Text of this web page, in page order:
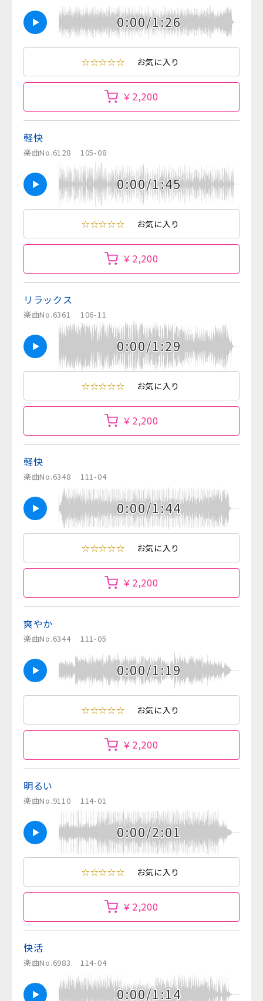
0:00/1:26
☆☆☆☆☆ お気に入り
￥2,200
軽快
楽曲No.6128 105-08
0:00/1:45
☆☆☆☆☆ お気に入り
￥2,200
リラックス
楽曲No.6361 106-11
0:00/1:29
☆☆☆☆☆ お気に入り
￥2,200
軽快
楽曲No.6348 111-04
0:00/1:44
☆☆☆☆☆ お気に入り
￥2,200
爽やか
楽曲No.6344 111-05
0:00/1:19
☆☆☆☆☆ お気に入り
￥2,200
明るい
楽曲No.9110 114-01
0:00/2:01
☆☆☆☆☆ お気に入り
￥2,200
快活
楽曲No.6983 114-04
0:00/1:14